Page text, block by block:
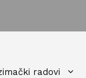
radovi